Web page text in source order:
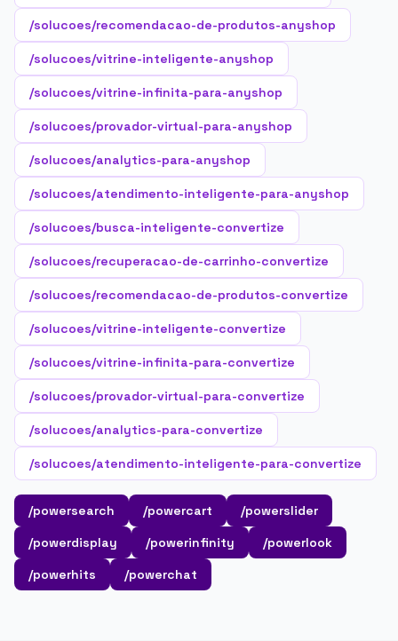
/solucoes/recomendacao-de-produtos-anyshop
/solucoes/vitrine-inteligente-anyshop
/solucoes/vitrine-infinita-para-anyshop
/solucoes/provador-virtual-para-anyshop
/solucoes/analytics-para-anyshop
/solucoes/atendimento-inteligente-para-anyshop
/solucoes/busca-inteligente-convertize
/solucoes/recuperacao-de-carrinho-convertize
/solucoes/recomendacao-de-produtos-convertize
/solucoes/vitrine-inteligente-convertize
/solucoes/vitrine-infinita-para-convertize
/solucoes/provador-virtual-para-convertize
/solucoes/analytics-para-convertize
/solucoes/atendimento-inteligente-para-convertize
/powersearch /powercart
/powerslider
/powerdisplay
/powerinfinity
/powerlook
/powerhits
/powerchat